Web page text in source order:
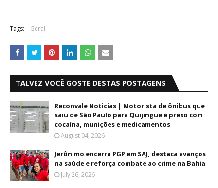
Tags: Geral
TALVEZ VOCÊ GOSTE DESTAS POSTAGENS
Reconvale Noticias | Motorista de ônibus que
saiu de São Paulo para Quijingue é preso com
cocaína, munições e medicamentos
August 04, 2026
Jerônimo encerra PGP em SAJ, destaca avanços
na saúde e reforça combate ao crime na Bahia
July 26, 2026